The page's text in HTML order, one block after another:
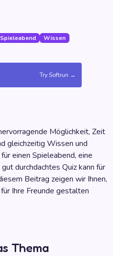
Spieleabend Wissen
Try Softrun →
Möglichkeit, Zeit
gleichzeitig Wissen und
einen Spieleabend, eine
durchdachtes Quiz kann für
Beitrag zeigen wir Ihnen,
Ihre Freunde gestalten
Thema